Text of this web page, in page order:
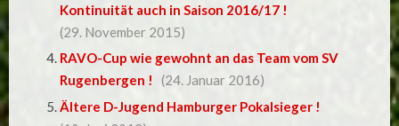
Kontinuität auch in Saison 2016/17 !
(29. November 2015)
RAVO-Cup wie gewohnt an das Team vom SV
Rugenbergen !
(24. Januar 2016)
Ältere D-Jugend Hamburger Pokalsieger !